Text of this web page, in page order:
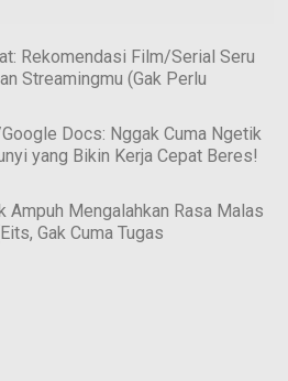
Rekomendasi Film/Serial Seru
Streamingmu (Gak Perlu
Docs: Nggak Cuma Ngetik
yang Bikin Kerja Cepat Beres!
Ampuh Mengalahkan Rasa Malas
Gak Cuma Tugas